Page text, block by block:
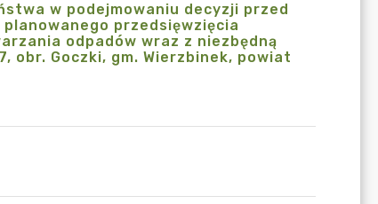
w podejmowaniu decyzji przed
przedsięwzięcia
odpadów wraz z niezbędną
Goczki, gm. Wierzbinek, powiat